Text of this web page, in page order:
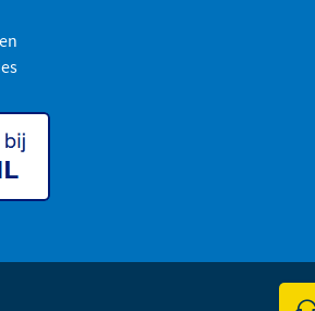
dierensport en -kadoartikelen
van Beestenspul dierensport en -
van Beestenspul dierensport en -